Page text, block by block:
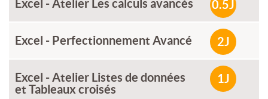
Excel - Atelier Les calculs avancés 0.5J
Excel - Perfectionnement Avancé 2J
Excel - Atelier Listes de données
et Tableaux croisés
1J